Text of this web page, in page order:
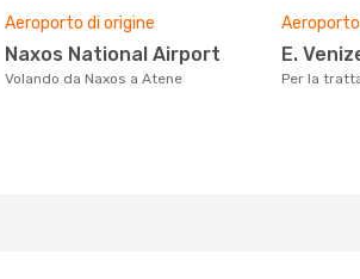
Aeroporto di origine
Naxos National Airport
Volando da Naxos a Atene
E.
Per la